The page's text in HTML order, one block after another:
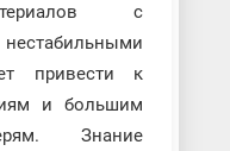
с
привести к
и большим
Знание